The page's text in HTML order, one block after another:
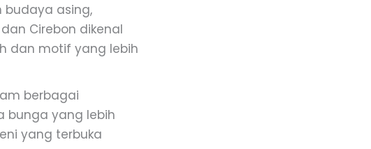
budaya asing,
Cirebon dikenal
dan motif yang lebih
berbagai
bunga yang lebih
yang terbuka